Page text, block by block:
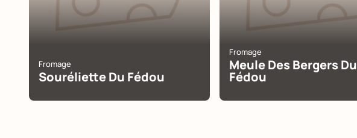
Fromage
Souréliette Du Fédou
Fromage
Meule Des Bergers Du
Fédou